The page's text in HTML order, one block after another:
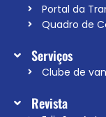
Portal da
Quadro de
Serviços
Clube de
Revista